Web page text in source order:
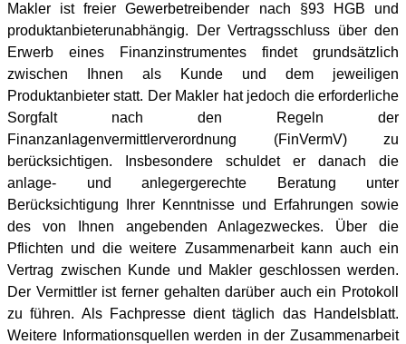
Makler ist freier Gewerbetreibender nach §93 HGB und
produktanbieterunabhängig. Der Vertragsschluss über den
Erwerb eines Finanzinstrumentes findet grundsätzlich
zwischen Ihnen als Kunde und dem jeweiligen
Produktanbieter statt. Der Makler hat jedoch die erforderliche
Sorgfalt nach den Regeln der
Finanzanlagenvermittlerverordnung (FinVermV) zu
berücksichtigen. Insbesondere schuldet er danach die
anlage- und anlegergerechte Beratung unter
Berücksichtigung Ihrer Kenntnisse und Erfahrungen sowie
des von Ihnen angebenden Anlagezweckes. Über die
Pflichten und die weitere Zusammenarbeit kann auch ein
Vertrag zwischen Kunde und Makler geschlossen werden.
Der Vermittler ist ferner gehalten darüber auch ein Protokoll
zu führen. Als Fachpresse dient täglich das Handelsblatt.
Weitere Informationsquellen werden in der Zusammenarbeit